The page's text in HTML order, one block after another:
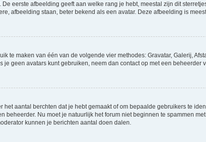
eerste afbeelding geeft aan welke rang je hebt, meestal zijn dit
afbeelding staan, beter bekend als een avatar. Deze afbeelding is
te maken van één van de volgende vier methodes: Gravatar, Galerij,
geen avatars kunt gebruiken, neem dan contact op met een beheerder
aantal berchten dat je hebt gemaakt of om bepaalde gebruikers te
Nu moet je natuurlijk het forum niet beginnen te spammen
kunnen je berichten aantal doen dalen.